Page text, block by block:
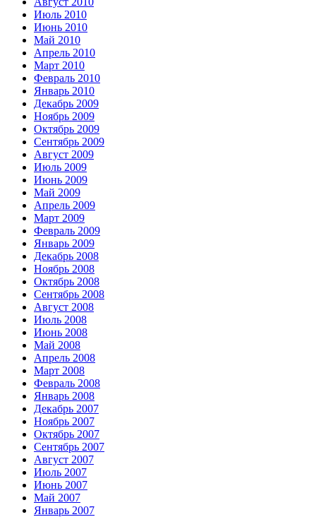
Июль 2010
Июнь 2010
Май 2010
Апрель 2010
Март 2010
Февраль 2010
Январь 2010
Декабрь 2009
Ноябрь 2009
Октябрь 2009
Сентябрь 2009
Август 2009
Июль 2009
Июнь 2009
Май 2009
Апрель 2009
Март 2009
Февраль 2009
Январь 2009
Декабрь 2008
Ноябрь 2008
Октябрь 2008
Сентябрь 2008
Август 2008
Июль 2008
Июнь 2008
Май 2008
Апрель 2008
Март 2008
Февраль 2008
Январь 2008
Декабрь 2007
Ноябрь 2007
Октябрь 2007
Сентябрь 2007
Август 2007
Июль 2007
Июнь 2007
Май 2007
Январь 2007